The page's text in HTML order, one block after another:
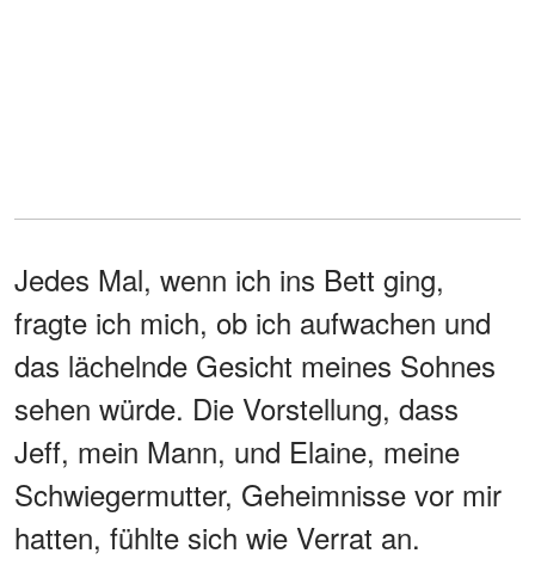
Jedes Mal, wenn ich ins Bett ging,
fragte ich mich, ob ich aufwachen und
das lächelnde Gesicht meines Sohnes
sehen würde. Die Vorstellung, dass
Jeff, mein Mann, und Elaine, meine
Schwiegermutter, Geheimnisse vor mir
hatten, fühlte sich wie Verrat an.